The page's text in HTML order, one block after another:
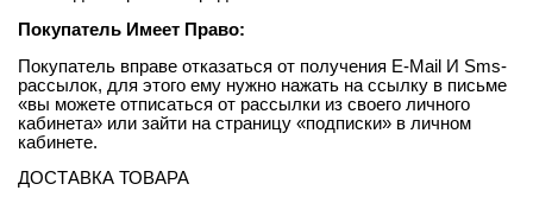
Покупатель Имеет Право:
Покупатель вправе отказаться от получения E-Mail И Sms-
рассылок, для этого ему нужно нажать на ссылку в письме
«вы можете отписаться от рассылки из своего личного
кабинета» или зайти на страницу «подписки» в личном
кабинете.
ДОСТАВКА ТОВАРА